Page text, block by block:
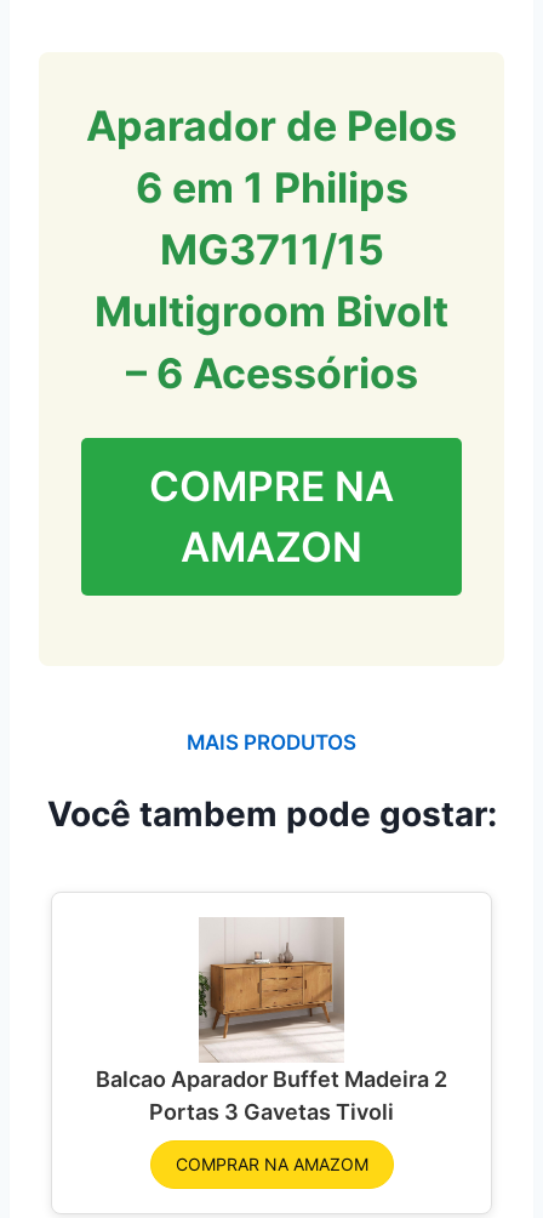
Aparador de Pelos
6 em 1 Philips
MG3711/15
Multigroom Bivolt
– 6 Acessórios
COMPRE NA
AMAZON
MAIS PRODUTOS
Você tambem pode gostar:
Balcao Aparador Buffet Madeira 2
Portas 3 Gavetas Tivoli
COMPRAR NA AMAZOM